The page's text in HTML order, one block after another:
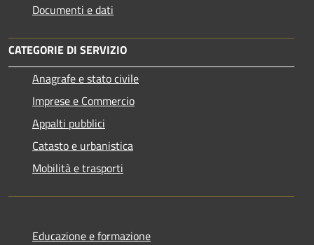
Documenti e dati
CATEGORIE DI SERVIZIO
Anagrafe e stato civile
Imprese e Commercio
Appalti pubblici
Catasto e urbanistica
Mobilità e trasporti
Educazione e formazione